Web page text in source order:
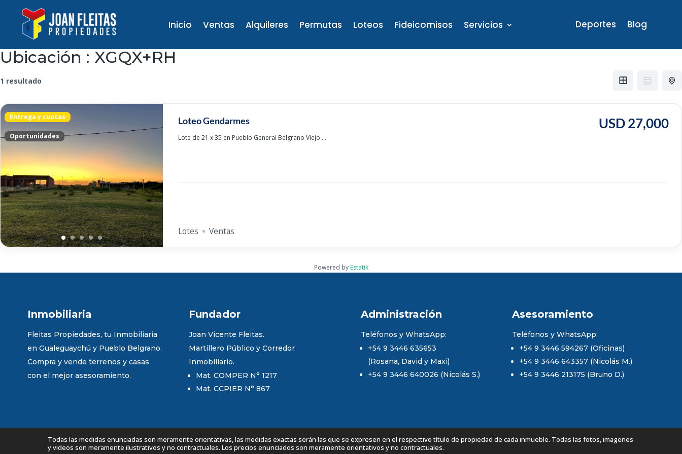
Inicio Ventas Alquileres Permutas Loteos Fideicomisos Servicios Deportes Blog
Ubicación : XGQX+RH
1 resultado
Entrega y cuotas
Oportunidades
Loteo Gendarmes
Lote de 21 x 35 en Pueblo General Belgrano Viejo....
USD 27,000
Lotes Ventas
Powered by Estatik
Inmobiliaria
Fleitas Propiedades, tu Inmobiliaria
en Gualeguaychú y Pueblo Belgrano.
Compra y vende terrenos y casas
con el mejor asesoramiento.
Fundador
Joan Vicente Fleitas.
Martillero Público y Corredor
Inmobiliario.
Mat. COMPER N° 1217
Mat. CCPIER N° 867
Administración
Teléfonos y WhatsApp:
+54 9 3446 635653
(Rosana, David y Maxi)
+54 9 3446 640026 (Nicolás S.)
Asesoramiento
Teléfonos y WhatsApp:
+54 9 3446 594267 (Oficinas)
+54 9 3446 643357 (Nicolás M.)
+54 9 3446 213175 (Bruno D.)
Todas las medidas enunciadas son meramente orientativas, las medidas exactas serán las que se expresen en el respectivo título de propiedad de cada inmueble. Todas las fotos, imagenes
y videos son meramente ilustrativos y no contractuales. Los precios enunciados son meramente orientativos y no contractuales.